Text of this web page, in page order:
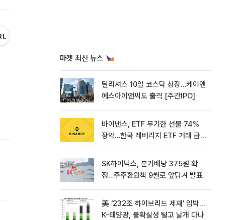
마켓 최신 뉴스
딜리셔스 10일 코스닥 상장…케이앤
에스아이앤씨도 출격 [주간IPO]
바이낸스, ETF 무기한 선물 74%
장악…한국 레버리지 ETF 거래 급
SK하이닉스, 분기배당 375원 확
정…주주환원책 9월로 앞당겨 발표
美 ‘232조 하이브리드 제재’ 임박…
K-태양광, 불확실성 털고 날개 다나